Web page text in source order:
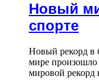
Новый
спорте
Новый рекорд в
мире произошло
мировой рекорд